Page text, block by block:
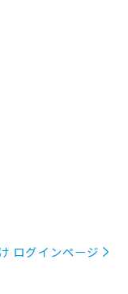
ログインページ